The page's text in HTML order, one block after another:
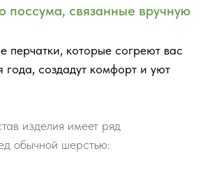
поссума, связанные вручную
перчатки, которые согреют вас
года, создадут комфорт и уют
изделия имеет ряд
обычной шерстью: